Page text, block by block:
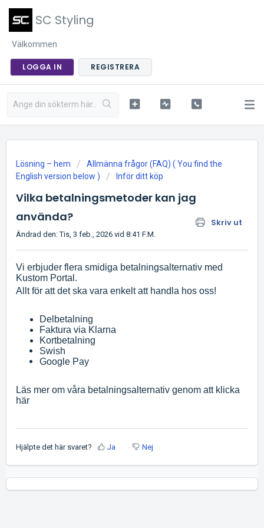
SC Styling
Välkommen
LOGGA IN REGISTRERA
Lösning – hem
Allmänna frågor (FAQ) ( You find the
English version below )
Inför ditt köp
Vilka betalningsmetoder kan jag
använda?
Skriv ut
Ändrad den: Tis, 3 feb., 2026 vid 8:41 F.M.
Vi erbjuder flera smidiga betalningsalternativ med
Kustom Portal.
Allt för att det ska vara enkelt att handla hos oss!
Delbetalning
Faktura via Klarna
Kortbetalning
Swish
Google Pay
Läs mer om våra betalningsalternativ genom att klicka
här
Hjälpte det här svaret? Ja Nej